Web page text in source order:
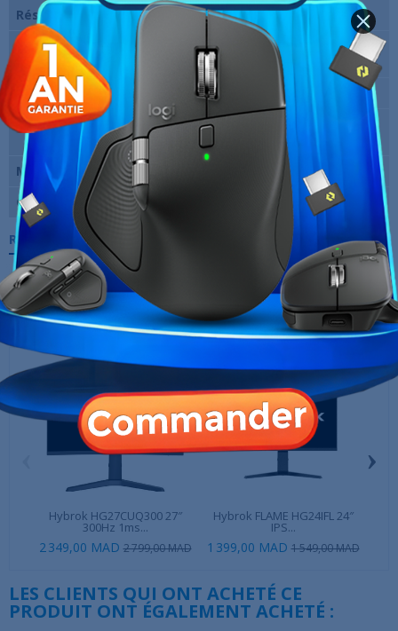
Résolution
1920 x 1080 pixels (FHD)
Fréquence verticale
maxi
165 Hz
Temps de réponse
1 ms
Entrées vidéo
1 X DisplayPort Femelle, 2 X HDMI
Femelle
Marque
Garantie
Références spécifiques
10 AUTRES PRODUITS DANS LA MÊME
CATÉGORIE :
Hybrok HG27CUQ300 27″
300Hz 1ms...
2 349,00 MAD 2 799,00 MAD
Hybrok FLAME HG24IFL 24″
IPS...
1 399,00 MAD 1 549,00 MAD
›
LES CLIENTS QUI ONT ACHETÉ CE
PRODUIT ONT ÉGALEMENT ACHETÉ :